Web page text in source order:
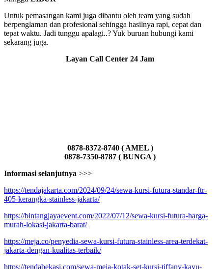
Untuk pemasangan kami juga dibantu oleh team yang sudah
berpenglaman dan profesional sehingga hasilnya rapi, cepat dan
tepat waktu. Jadi tunggu apalagi..? Yuk buruan hubungi kami
sekarang juga.
Layan Call Center 24 Jam
0878-8372-8740 ( AMEL )
0878-7350-8787 ( BUNGA )
Informasi selanjutnya >>>
https://tendajakarta.com/2024/09/24/sewa-kursi-futura-standar-ftr-
405-kerangka-stainless-jakarta/
https://bintangjayaevent.com/2022/07/12/sewa-kursi-futura-harga-
murah-lokasi-jakarta-barat/
https://meja.co/penyedia-sewa-kursi-futura-stainless-area-terdekat-
jakarta-dengan-kualitas-terbaik/
https://tendabekasi.com/sewa-meja-kotak-set-kursi-tiffany-kayu-